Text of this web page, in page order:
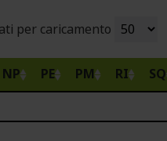
per caricamento
NP PE PM RI SQ